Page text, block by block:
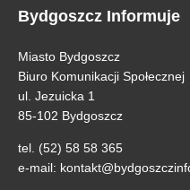
Bydgoszcz Informuje
Miasto Bydgoszcz
Biuro Komunikacji Społecznej
ul. Jezuicka 1
85-102 Bydgoszcz
tel. (52) 58 58 365
e-mail: